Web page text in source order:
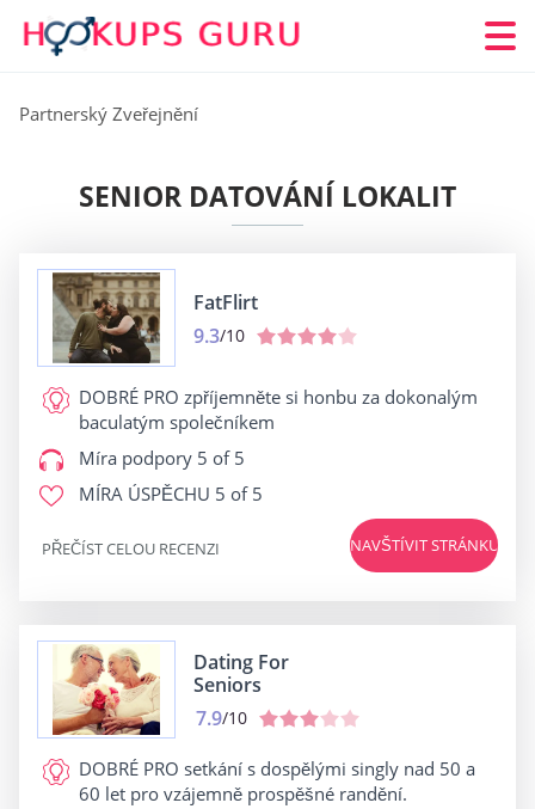
Partnerský Zveřejnění
SENIOR DATOVÁNÍ LOKALIT
FatFlirt
9.3/10
DOBRÉ PRO zpříjemněte si honbu za dokonalým
baculatým společníkem
Míra podpory 5 of 5
MÍRA ÚSPĚCHU 5 of 5
NAVŠTÍVIT STRÁNKU
PŘEČÍST CELOU RECENZI
Dating For
Seniors
7.9/10
DOBRÉ PRO setkání s dospělými singly nad 50 a
60 let pro vzájemně prospěšné randění.